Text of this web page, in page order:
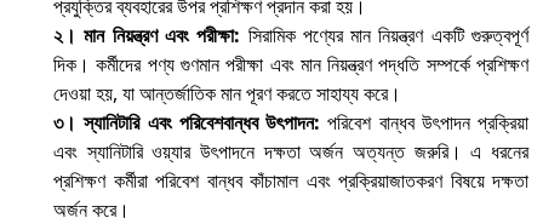
প্রযুক্তির ব্যবহারের উপর প্রশিক্ষণ প্রদান করা হয়।
২। মান নিয়ন্ত্রণ এবং পরীক্ষা: সিরামিক পণ্যের মান নিয়ন্ত্রণ একটি গুরুত্বপূর্ণ
দিক। কর্মীদের পণ্য গুণমান পরীক্ষা এবং মান নিয়ন্ত্রণ পদ্ধতি সম্পর্কে প্রশিক্ষণ
দেওয়া হয়, যা আন্তর্জাতিক মান পূরণ করতে সাহায্য করে।
৩। স্যানিটারি এবং পরিবেশবান্ধব উৎপাদন: পরিবেশ বান্ধব উৎপাদন প্রক্রিয়া
এবং স্যানিটারি ওয়্যার উৎপাদনে দক্ষতা অর্জন অত্যন্ত জরুরি। এ ধরনের
প্রশিক্ষণ কর্মীরা পরিবেশ বান্ধব কাঁচামাল এবং প্রক্রিয়াজাতকরণ বিষয়ে দক্ষতা
অর্জন করে।